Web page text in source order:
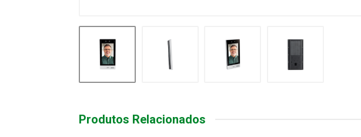
Produtos Relacionados